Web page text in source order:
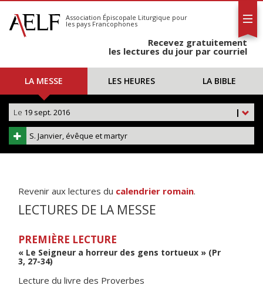
S'abonner
Calendrier
Association Épiscopale Liturgique pour
les pays Francophones
Recevez gratuitement
les lectures du jour par courriel
LA MESSE LES HEURES LA BIBLE
|
Le 19 sept. 2016
S. Janvier, évêque et martyr
Revenir aux lectures du calendrier romain.
LECTURES DE LA MESSE
PREMIÈRE LECTURE
« Le Seigneur a horreur des gens tortueux » (Pr
3, 27-34)
Lecture du livre des Proverbes